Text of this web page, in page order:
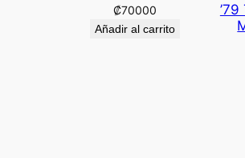
₡70000
Añadir al carrito